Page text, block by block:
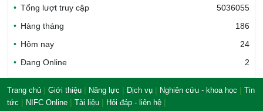
Tổng lượt truy cập
5036055
Hàng tháng
186
Hôm nay
24
Đang Online
2
Trang chủ | Giới thiệu | Năng lực | Dịch vụ | Nghiên cứu - khoa học | Tin
tức | NIFC Online | Tài liệu | Hỏi đáp - liên hệ |